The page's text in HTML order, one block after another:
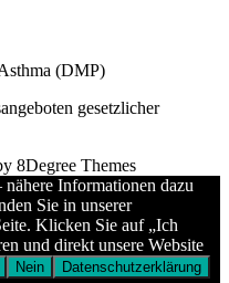
(DMP)
gesetzlicher
8Degree Themes
Informationen dazu
Sie in unserer
Klicken Sie auf „Ich
und direkt unsere Website
Nein Datenschutzerklärung